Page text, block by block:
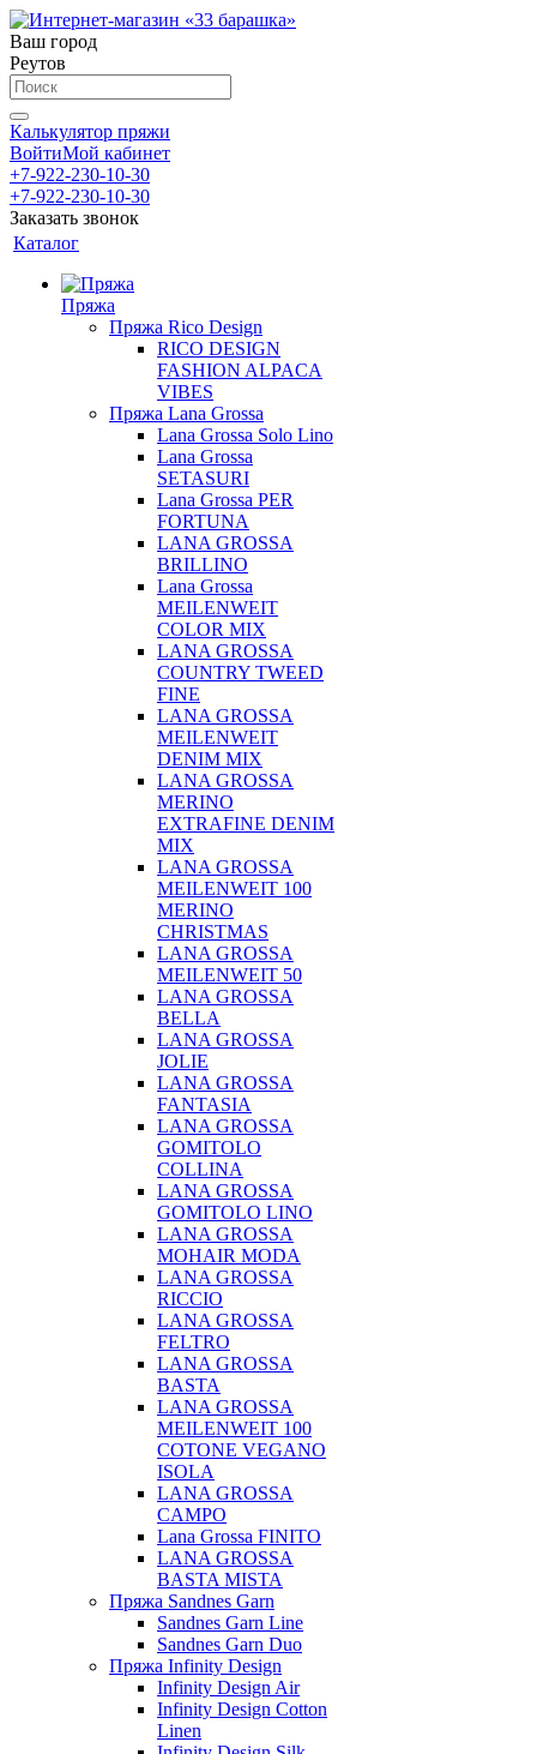
Ваш город
Реутов
Калькулятор пряжи
ВойтиМой кабинет
+7-922-230-10-30
+7-922-230-10-30
Заказать звонок
Каталог
Пряжа
Пряжа Rico Design
RICO DESIGN
FASHION ALPACA
VIBES
Пряжа Lana Grossa
Lana Grossa Solo Lino
Lana Grossa
SETASURI
Lana Grossa PER
FORTUNA
LANA GROSSA
BRILLINO
Lana Grossa
MEILENWEIT
COLOR MIX
LANA GROSSA
COUNTRY TWEED
FINE
LANA GROSSA
MEILENWEIT
DENIM MIX
LANA GROSSA
MERINO
EXTRAFINE DENIM
MIX
LANA GROSSA
MEILENWEIT 100
MERINO
CHRISTMAS
LANA GROSSA
MEILENWEIT 50
LANA GROSSA
BELLA
LANA GROSSA
JOLIE
LANA GROSSA
FANTASIA
LANA GROSSA
GOMITOLO
COLLINA
LANA GROSSA
GOMITOLO LINO
LANA GROSSA
MOHAIR MODA
LANA GROSSA
RICCIO
LANA GROSSA
FELTRO
LANA GROSSA
BASTA
LANA GROSSA
MEILENWEIT 100
COTONE VEGANO
ISOLA
LANA GROSSA
CAMPO
Lana Grossa FINITO
LANA GROSSA
BASTA MISTA
Пряжа Sandnes Garn
Sandnes Garn Line
Sandnes Garn Duo
Пряжа Infinity Design
Infinity Design Air
Infinity Design Cotton
Linen